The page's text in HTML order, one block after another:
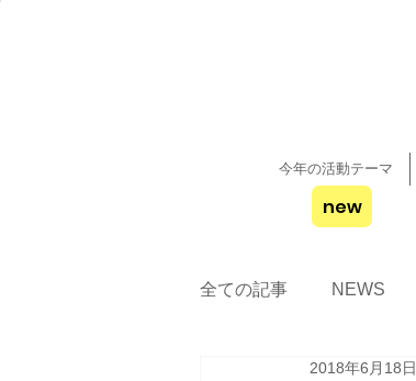
今年の活動テーマ
new
全ての記事 NEWS
2018年6月18日